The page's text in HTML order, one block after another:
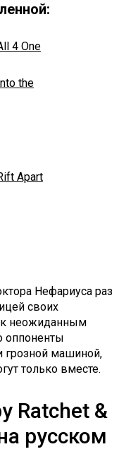
4 One
the
Apart
Нефариуса раз
своих
к неожиданным
оппоненты
грозной машиной,
только вместе.
Ratchet &
русском